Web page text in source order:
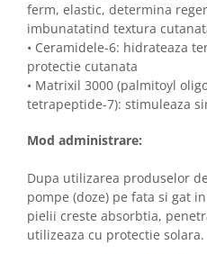
ferm, elastic, determina
imbunatatind textura
• Ceramidele-6: hidrateaza
protectie cutanata
• Matrixil 3000 (palmitoyl
tetrapeptide-7): stimuleaza
Mod administrare:
Dupa utilizarea produselor
pompe (doze) pe fata si gat
pielii creste absorbtia,
utilizeaza cu protectie solara.